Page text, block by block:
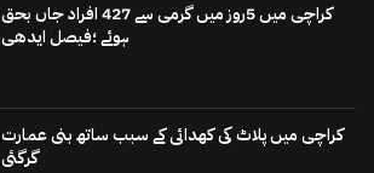
کراچی میں 5روز میں گرمی سے 427 افراد جاں بحق
ہوئے ؛فیصل ایدھی
کراچی میں پلاٹ کی کھدائی کے سبب ساتھ بنی عمارت
گرگئی